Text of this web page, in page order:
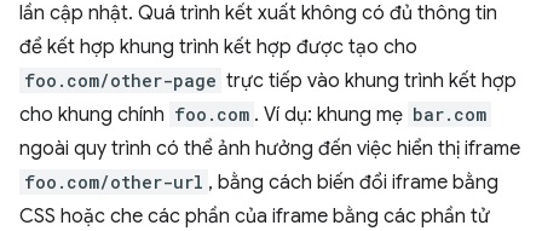
lần cập nhật. Quá trình kết xuất không có đủ thông tin
để kết hợp khung trình kết hợp được tạo cho
foo.com/other-page trực tiếp vào khung trình kết hợp
cho khung chính foo.com . Ví dụ: khung mẹ bar.com
ngoài quy trình có thể ảnh hưởng đến việc hiển thị iframe
foo.com/other-url , bằng cách biến đổi iframe bằng
CSS hoặc che các phần của iframe bằng các phần tử